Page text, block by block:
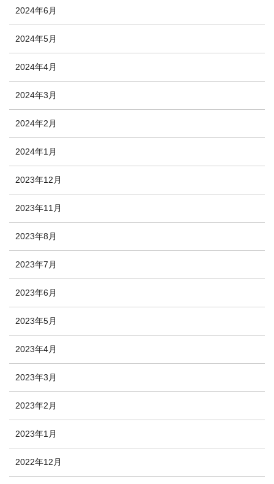
2024年6月
2024年5月
2024年4月
2024年3月
2024年2月
2024年1月
2023年12月
2023年11月
2023年8月
2023年7月
2023年6月
2023年5月
2023年4月
2023年3月
2023年2月
2023年1月
2022年12月